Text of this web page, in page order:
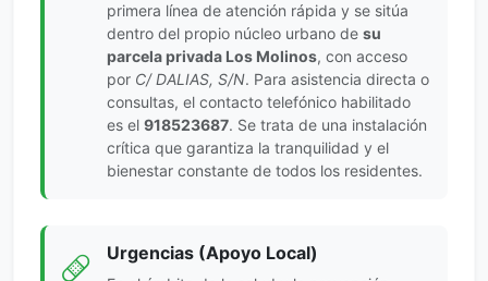
primera línea de atención rápida y se sitúa
dentro del propio núcleo urbano de su
parcela privada Los Molinos, con acceso
por C/ DALIAS, S/N. Para asistencia directa o
consultas, el contacto telefónico habilitado
es el 918523687. Se trata de una instalación
crítica que garantiza la tranquilidad y el
bienestar constante de todos los residentes.
Urgencias (Apoyo Local)